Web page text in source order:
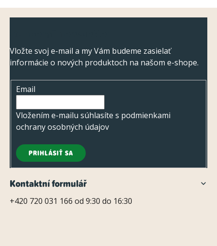
k
y
ý
p
i
Vložte svoj e-mail a my Vám budeme zasielať
informácie o nových produktoch na našom e-shope.
Email
Vložením e-mailu súhlasíte s podmienkami
ochrany osobných údajov
PRIHLÁSIŤ SA
Kontaktní formulář
+420 720 031 166 od 9:30 do 16:30